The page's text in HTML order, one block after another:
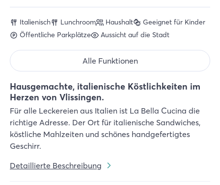
Hausgemachte, italienische Köstlichkeiten im
Herzen von Vlissingen.
Für alle Leckereien aus Italien ist La Bella Cucina die
richtige Adresse. Der Ort für italienische Sandwiches,
köstliche Mahlzeiten und schönes handgefertigtes
Geschirr.
Detaillierte Beschreibung
Italienisch Lunchroom Haushalt
Geeignet für Kinder
Öffentliche Parkplätze
Aussicht auf die Stadt
Alle Funktionen